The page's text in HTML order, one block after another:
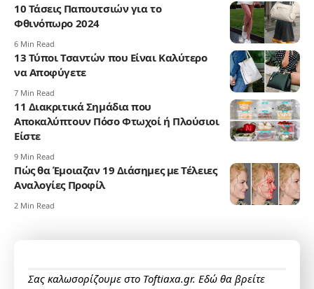
10 Τάσεις Παπουτσιών για το
Φθινόπωρο 2024
6 Min Read
13 Τύποι Τσαντών που Είναι Καλύτερο
να Αποφύγετε
7 Min Read
11 Διακριτικά Σημάδια που
Αποκαλύπτουν Πόσο Φτωχοί ή Πλούσιοι
Είστε
9 Min Read
Πώς θα Έμοιαζαν 19 Διάσημες με Τέλειες
Αναλογίες Προφίλ
2 Min Read
Σας καλωσορίζουμε στο Toftiaxa.gr. Εδώ θα βρείτε